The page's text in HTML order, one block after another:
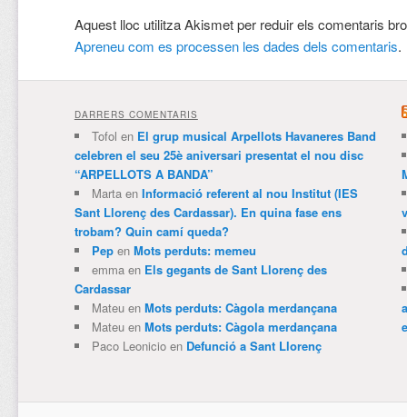
Aquest lloc utilitza Akismet per reduir els comentaris
Apreneu com es processen les dades dels comentaris.
DARRERS COMENTARIS
Tofol en El grup musical Arpellots Havaneres Band
celebren el seu 25è aniversari presentat el nou disc
“ARPELLOTS A BANDA”
Martaen Informació referent al nou Institut (IES
Sant Llorenç des Cardassar). En quina fase ens
trobam? Quin camí queda?
Pepen Mots perduts: memeu
emmaen Els gegants de Sant Llorenç des
Cardassar
Mateuen Mots perduts: Càgola merdançana
Mateuen Mots perduts: Càgola merdançana
Paco Leonicioen Defunció a Sant Llorenç